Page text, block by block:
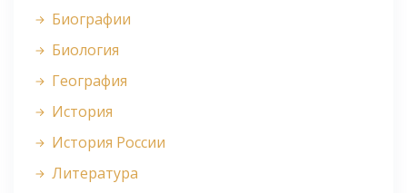
Биографии
Биология
География
История
История России
Литература